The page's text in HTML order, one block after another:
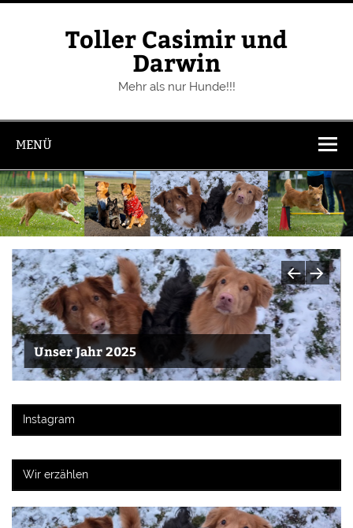
Zum
Toller Casimir und
Darwin
Mehr als nur Hunde!!!
MENÜ
Unser Jahr 2025
Instagram
Wir erzählen